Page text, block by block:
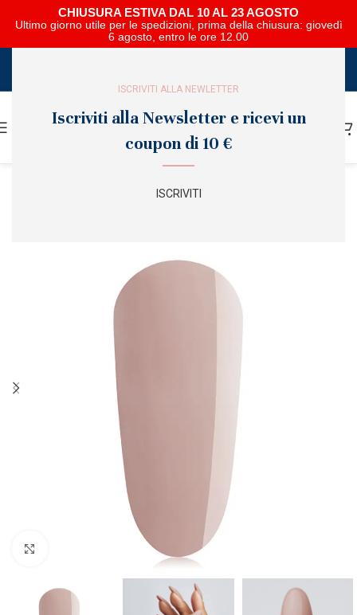
ISCRIVITI ALLA NEWLETTER
Iscriviti alla Newsletter e ricevi un
coupon di 10 €
ISCRIVITI
CHIUSURA ESTIVA DAL 10 AL 23 AGOSTO
Ultimo giorno utile per le spedizioni, prima della chiusura: giovedì
6 agosto, entro le ore 12.00